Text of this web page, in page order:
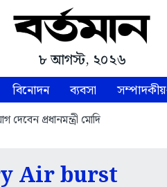
৮ আগস্ট, ২০২৬
বিনোদন ব্যবসা সম্পাদকীয়
প্রধানমন্ত্রী মোদি
Air burst